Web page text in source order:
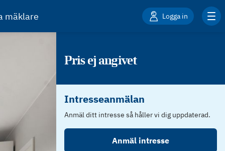
mäklare Logga in
Pris ej angivet
Intresseanmälan
Anmäl ditt intresse så håller vi dig uppdaterad.
Anmäl intresse